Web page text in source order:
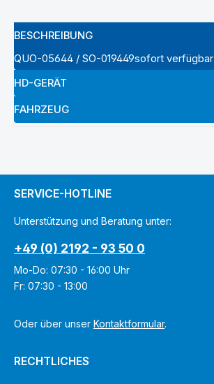
BESCHREIBUNG
QUO-05644 / SO-019449sofort verfügbar
HD-GERÄT
FAHRZEUG
SERVICE-HOTLINE
Unterstützung und Beratung unter:
+49 (0) 2192 - 93 50 0
Mo-Do: 07:30 - 16:00 Uhr
Fr: 07:30 - 13:00
Oder über unser Kontaktformular.
RECHTLICHES